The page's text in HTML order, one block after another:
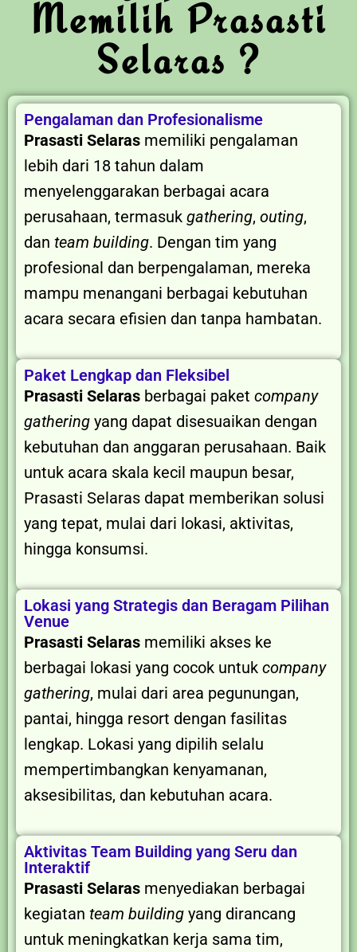
Memilih Prasasti
Selaras ?
Pengalaman dan Profesionalisme
Prasasti Selaras memiliki pengalaman
lebih dari 18 tahun dalam
menyelenggarakan berbagai acara
perusahaan, termasuk gathering, outing,
dan team building. Dengan tim yang
profesional dan berpengalaman, mereka
mampu menangani berbagai kebutuhan
acara secara efisien dan tanpa hambatan.
Paket Lengkap dan Fleksibel
Prasasti Selaras berbagai paket company
gathering yang dapat disesuaikan dengan
kebutuhan dan anggaran perusahaan. Baik
untuk acara skala kecil maupun besar,
Prasasti Selaras dapat memberikan solusi
yang tepat, mulai dari lokasi, aktivitas,
hingga konsumsi.
Lokasi yang Strategis dan Beragam Pilihan
Venue
Prasasti Selaras memiliki akses ke
berbagai lokasi yang cocok untuk company
gathering, mulai dari area pegunungan,
pantai, hingga resort dengan fasilitas
lengkap. Lokasi yang dipilih selalu
mempertimbangkan kenyamanan,
aksesibilitas, dan kebutuhan acara.
Aktivitas Team Building yang Seru dan
Interaktif
Prasasti Selaras menyediakan berbagai
kegiatan team building yang dirancang
untuk meningkatkan kerja sama tim,